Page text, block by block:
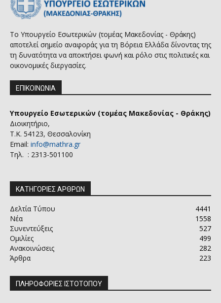
Το Υπουργείο Εσωτερικών (τομέας Μακεδονίας - Θράκης)
αποτελεί σημείο αναφοράς για τη Βόρεια Ελλάδα δίνοντας της
τη δυνατότητα να αποκτήσει φωνή και ρόλο στις πολιτικές και
οικονομικές διεργασίες.
ΕΠΙΚΟΙΝΩΝΙΑ
Υπουργείο Εσωτερικών (τομέας Μακεδονίας - Θράκης)
Διοικητήριο,
Τ.Κ. 54123, Θεσσαλονίκη
Email: info@mathra.gr
Τηλ. : 2313-501100
ΚΑΤΗΓΟΡΙΕΣ ΑΡΘΡΩΝ
Δελτία Τύπου
4441
Νέα
1558
Συνεντεύξεις
527
Ομιλίες
499
Ανακοινώσεις
282
Άρθρα
223
ΠΛΗΡΟΦΟΡΙΕΣ ΙΣΤΟΤΟΠΟΥ